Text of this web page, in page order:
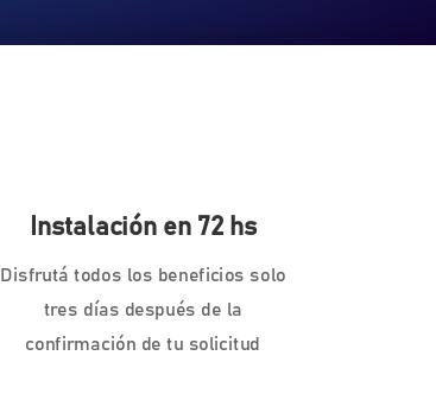
Instalación en 72 hs
Disfrutá todos los beneficios solo
tres días después de la
confirmación de tu solicitud